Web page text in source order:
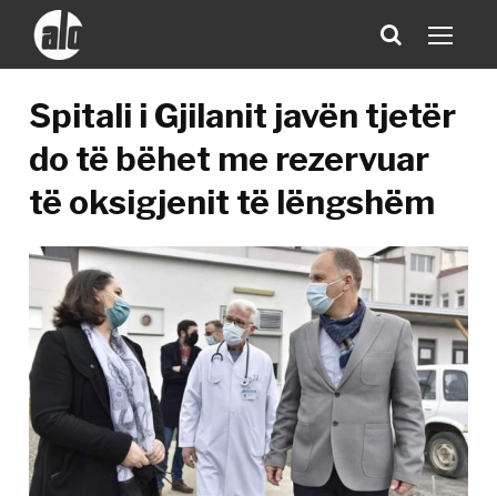
Spitali i Gjilanit javën tjetër
do të bëhet me rezervuar
të oksigjenit të lëngshëm